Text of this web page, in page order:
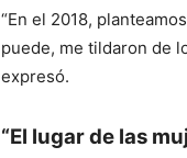
“En el 2018,
puede, me tildaron de
expresó.
“El lugar de las